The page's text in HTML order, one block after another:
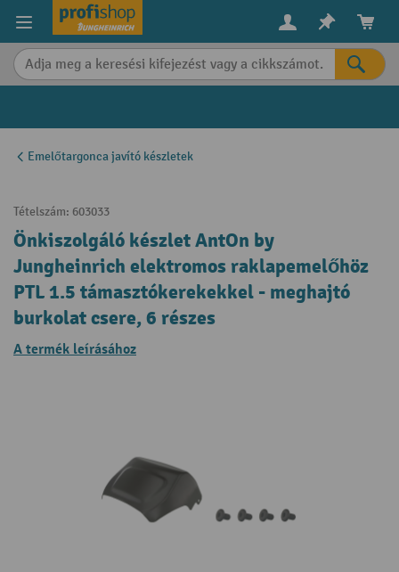
content
Emelőtargonca javító készletek
Tételszám: 603033
Önkiszolgáló készlet AntOn by
Jungheinrich elektromos raklapemelőhöz
PTL 1.5 támasztókerekekkel - meghajtó
burkolat csere, 6 részes
A termék leírásához